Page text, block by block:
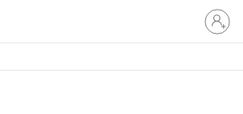
Влезте
във
вашия